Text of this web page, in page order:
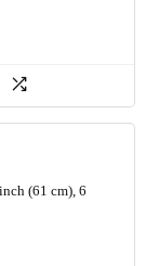
(61 cm), 6